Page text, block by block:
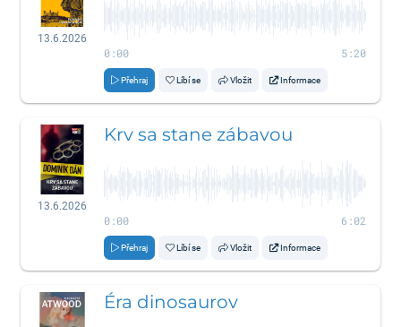
13.6.2026
0:00 5:20
Přehraj Líbí se Vložit Informace
13.6.2026
Krv sa stane zábavou
0:00 6:02
Přehraj Líbí se Vložit Informace
Éra dinosaurov